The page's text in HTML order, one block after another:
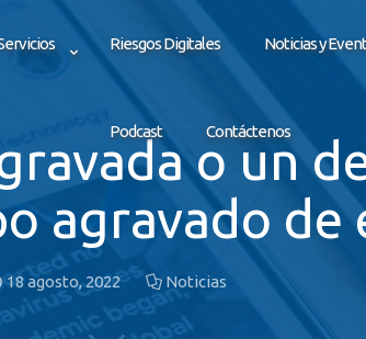
Riesgos Digitales Noticias y
Podcast Contáctenos
o un
agravado de
18 agosto, 2022 Noticias